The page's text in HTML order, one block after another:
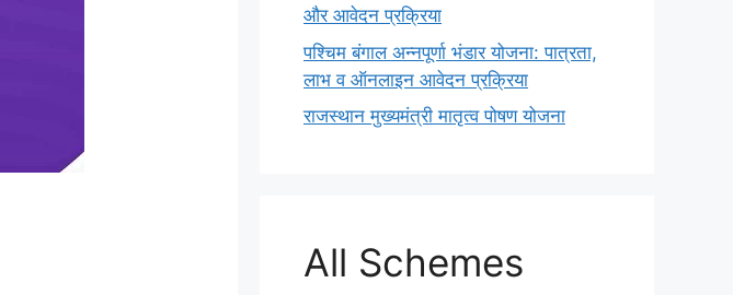
और आवेदन प्रक्रिया
पश्चिम बंगाल अन्नपूर्णा भंडार योजना: पात्रता,
लाभ व ऑनलाइन आवेदन प्रक्रिया
राजस्थान मुख्यमंत्री मातृत्व पोषण योजना
All Schemes